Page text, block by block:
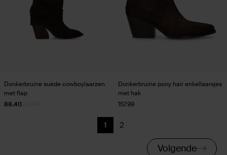
Donkerbruine suède cowboylaarzen
met flap
88.40
Donkerbruine pony hair enkellaarsjes
met hak
157.99
Huidige pagina
1
Vorige
2
Volgende